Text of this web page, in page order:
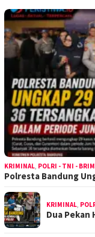
KRIMINAL, POLRI - TNI -
Polresta Bandung
KRIMINAL,
Dua Pekan